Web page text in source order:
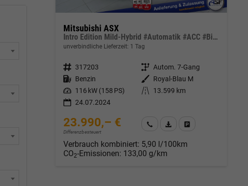
Mitsubishi ASX
Intro Edition Mild-Hybrid #Automatik #ACC #Bi-LED #1. Hand
unverbindliche Lieferzeit: 1 Tag
Fahrzeugnr. 317203 Getriebe Autom. 7-Gang
Kraftstoff Benzin Außenfarbe
Royal-Blau M
Leistung 116 kW (158 PS) Kilometerstand
13.599 km
24.07.2024
23.990,– €
Differenzbesteuert
Wir rufen Sie an
Fahrzeugexposé (PDF)
Fahrzeug parken
Verbrauch kombiniert: 5,90 l/100km
CO2-Emissionen: 133,00 g/km